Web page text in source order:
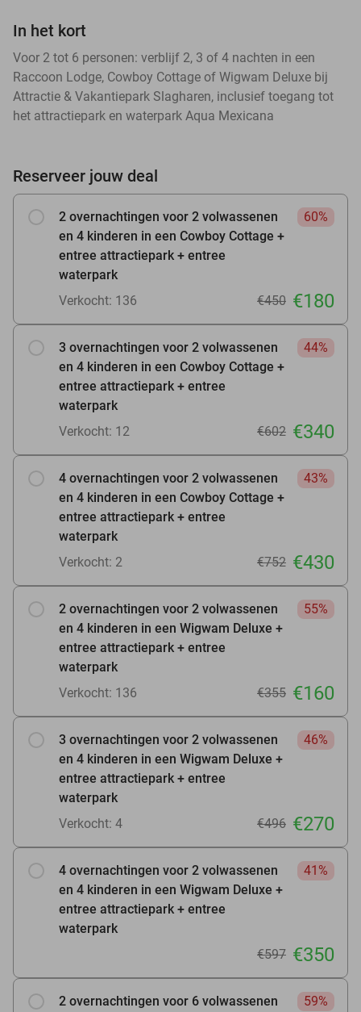
In het kort
Voor 2 tot 6 personen: verblijf 2, 3 of 4 nachten in een
Raccoon Lodge, Cowboy Cottage of Wigwam Deluxe bij
Attractie & Vakantiepark Slagharen, inclusief toegang tot
het attractiepark en waterpark Aqua Mexicana
Reserveer jouw deal
2 overnachtingen voor 2 volwassenen
en 4 kinderen in een Cowboy Cottage +
entree attractiepark + entree
waterpark
60%
Verkocht: 136 €450 €180
3 overnachtingen voor 2 volwassenen
en 4 kinderen in een Cowboy Cottage +
entree attractiepark + entree
waterpark
44%
Verkocht: 12 €602 €340
4 overnachtingen voor 2 volwassenen
en 4 kinderen in een Cowboy Cottage +
entree attractiepark + entree
waterpark
43%
Verkocht: 2 €752 €430
2 overnachtingen voor 2 volwassenen
en 4 kinderen in een Wigwam Deluxe +
entree attractiepark + entree
waterpark
55%
Verkocht: 136 €355 €160
3 overnachtingen voor 2 volwassenen
en 4 kinderen in een Wigwam Deluxe +
entree attractiepark + entree
waterpark
46%
Verkocht: 4 €496 €270
4 overnachtingen voor 2 volwassenen
en 4 kinderen in een Wigwam Deluxe +
entree attractiepark + entree
waterpark
41%
€597 €350
2 overnachtingen voor 6 volwassenen
59%